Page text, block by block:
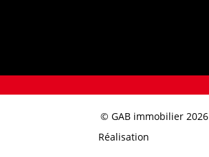
© GAB immobilier 2026
Réalisation